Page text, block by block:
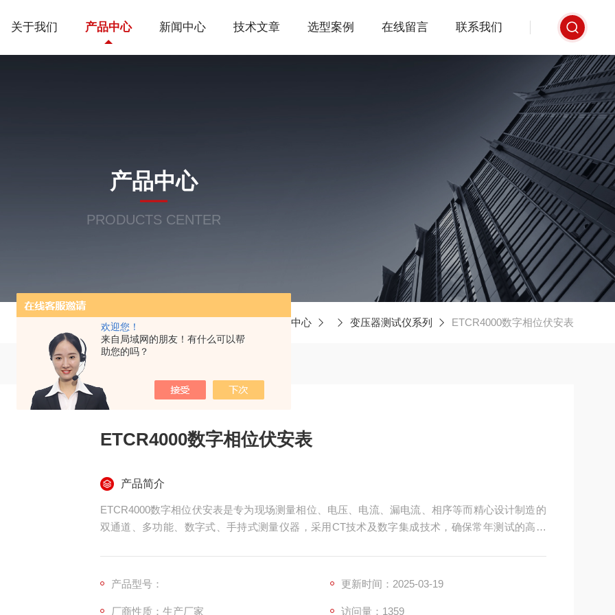
欢迎您！
来自局域网的朋友！有什么可以帮
助您的吗？
关于我们 产品中心 新闻中心 技术文章 选型案例 在线留言 联系我们
产品中心
PRODUCTS CENTER
产品中心 变压器测试仪系列 ETCR4000数字相位伏安表
ETCR4000数字相位伏安表
产品简介
ETCR4000数字相位伏安表是专为现场测量相位、电压、电流、漏电流、相序等而精心设计制造的
双通道、多功能、数字式、手持式测量仪器，采用CT技术及数字集成技术，确保常年测试的高精
产品型号：
更新时间：2025-03-19
厂商性质：生产厂家 访问量：1359